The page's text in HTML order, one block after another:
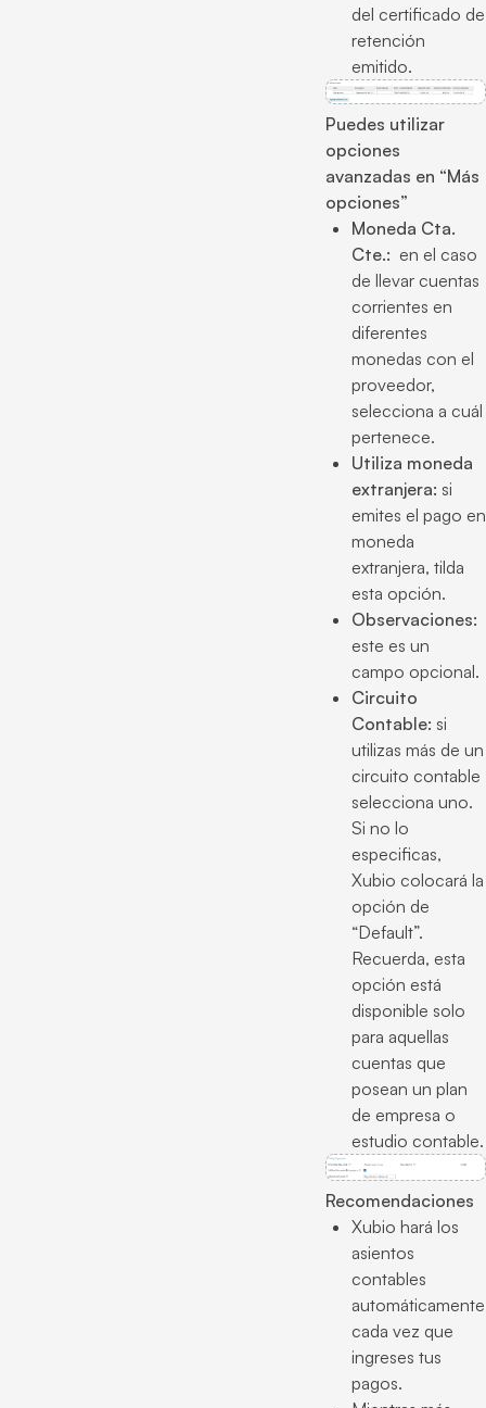
del certificado de
retención
emitido.
Puedes utilizar
opciones
avanzadas en “Más
opciones”
Moneda Cta.
Cte.: en el caso
de llevar cuentas
corrientes en
diferentes
monedas con el
proveedor,
selecciona a cuál
pertenece.
Utiliza moneda
extranjera: si
emites el pago en
moneda
extranjera, tilda
esta opción.
Observaciones:
este es un
campo opcional.
Circuito
Contable: si
utilizas más de un
circuito contable
selecciona uno.
Si no lo
especificas,
Xubio colocará la
opción de
“Default”.
Recuerda, esta
opción está
disponible solo
para aquellas
cuentas que
posean un plan
de empresa o
estudio contable.
Recomendaciones
Xubio hará los
asientos
contables
automáticamente
cada vez que
ingreses tus
pagos.